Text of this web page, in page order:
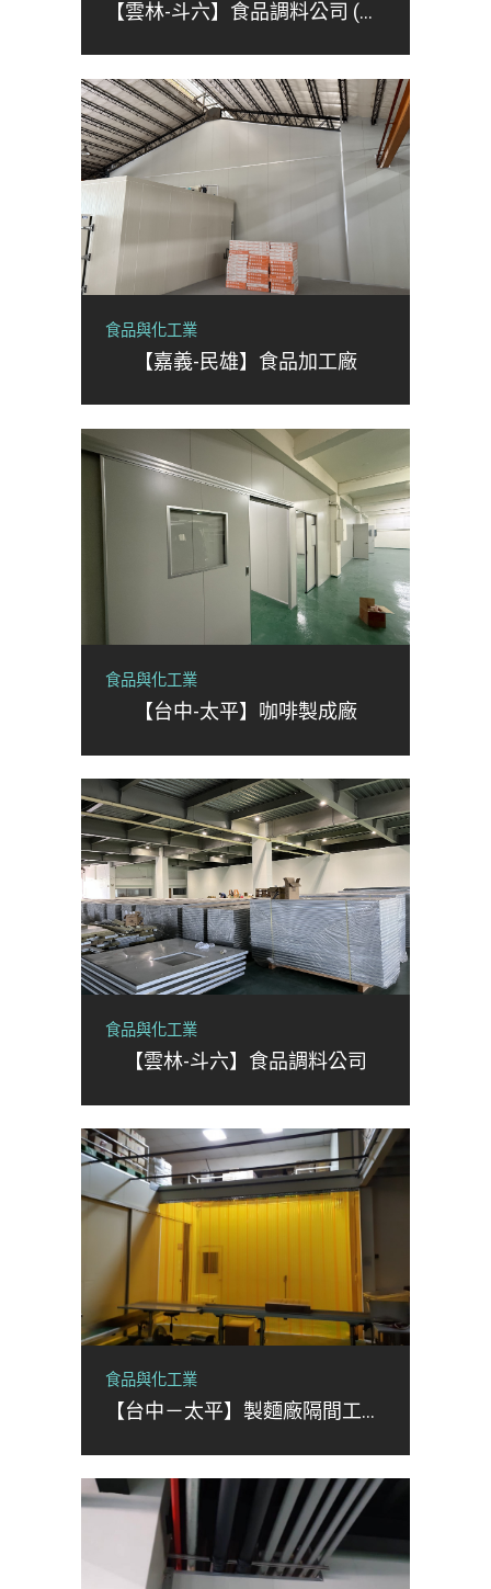
【雲林-斗六】食品調料公司 (擴廠)
食品與化工業
【嘉義-民雄】食品加工廠
食品與化工業
【台中-太平】咖啡製成廠
食品與化工業
【雲林-斗六】食品調料公司
食品與化工業
【台中－太平】製麵廠隔間工程及消防設備工程